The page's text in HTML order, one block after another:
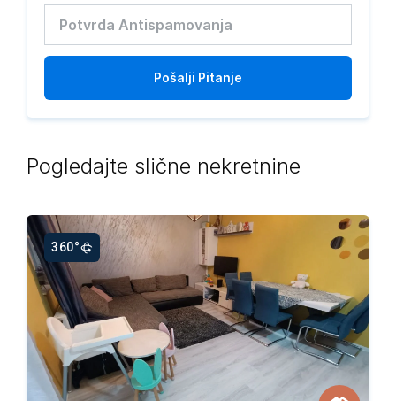
Pošalji Pitanje
Pogledajte slične nekretnine
360°